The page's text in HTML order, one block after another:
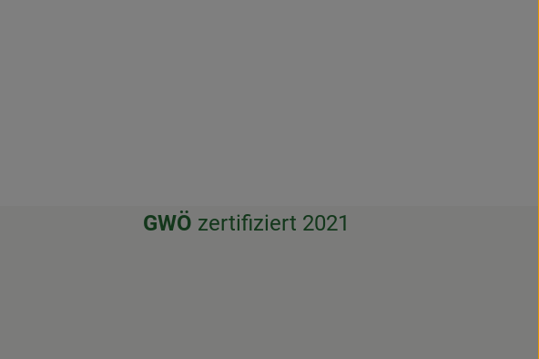
gertrudenhof.weissenthurm/
GWÖ zertifiziert 2021